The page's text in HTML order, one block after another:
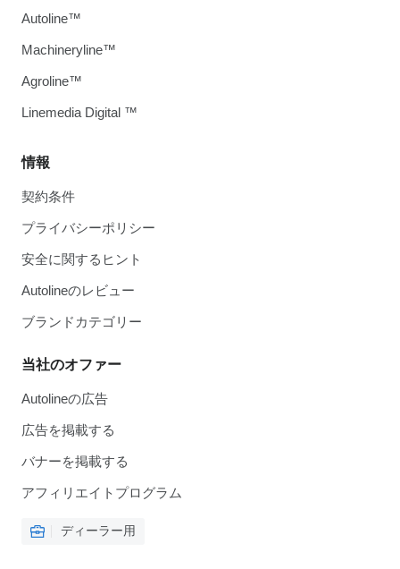
情報
契約条件
プライバシーポリシー
安全に関するヒント
Autolineのレビュー
ブランドカテゴリー
当社のオファー
Autolineの広告
広告を掲載する
バナーを掲載する
アフィリエイトプログラム
ディーラー用
Autoline™
Machineryline™
Agroline™
Linemedia Digital ™